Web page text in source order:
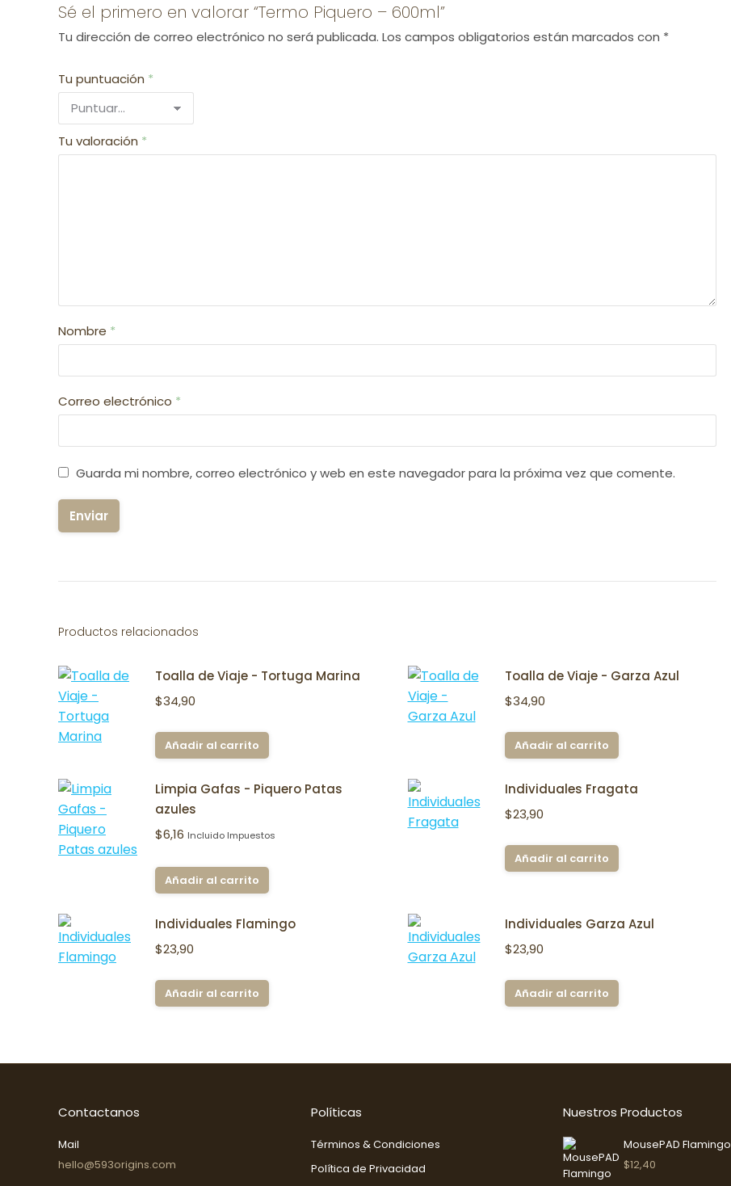
Sé el primero en valorar “Termo Piquero – 600ml”
Tu dirección de correo electrónico no será publicada. Los campos obligatorios están marcados con *
Tu puntuación *
Tu valoración *
Nombre *
Correo electrónico *
Guarda mi nombre, correo electrónico y web en este navegador para la próxima vez que comente.
Productos relacionados
Toalla de Viaje - Tortuga Marina
$34,90
Añadir al carrito
Toalla de Viaje - Garza Azul
$34,90
Añadir al carrito
Limpia Gafas - Piquero Patas
azules
$6,16 Incluido Impuestos
Añadir al carrito
Individuales Fragata
$23,90
Añadir al carrito
Individuales Flamingo
$23,90
Añadir al carrito
Individuales Garza Azul
$23,90
Añadir al carrito
Contactanos
Mail
hello@593origins.com
Políticas
Términos & Condiciones
Política de Privacidad
Nuestros Productos
MousePAD Flamingo
$12,40